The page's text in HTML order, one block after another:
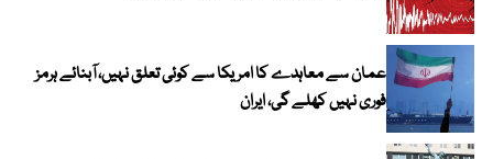
عمان سے معاہدے کا امریکا سے کوئی تعلق نہیں، آبنائے ہرمز
فوری نہیں کھلے گی، ایران